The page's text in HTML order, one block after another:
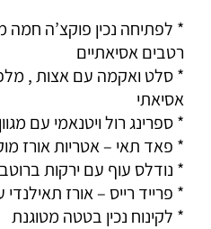
* לפתיחה נכין פוקצ’ה חמה
רטבים אסיאתיים
* סלט ואקמה עם אצות ,
אסיאתי
* ספרינג רול ויטנאמי עם
* פאד תאי – אטריות אורז
* נודלס עוף עם ירקות
* פרייד רייס – אורז
* לקינוח נכין בטטה מטוגנת